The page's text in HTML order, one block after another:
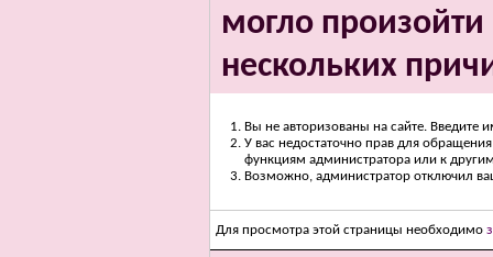
могло
нескольких
Вы не авторизованы на сайте. Введите
У вас недостаточно прав для
функциям администратора или к
Возможно, администратор отключил
Для просмотра этой страницы необходимо